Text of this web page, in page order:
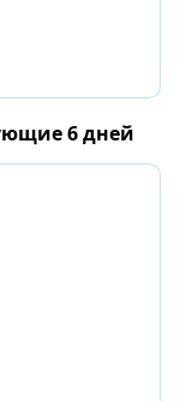
6 дней